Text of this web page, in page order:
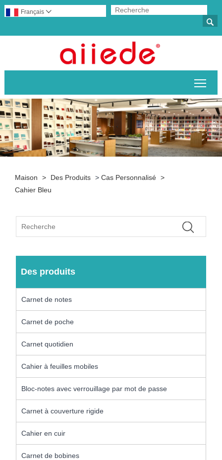

Français 
Maison > Des Produits >Cas Personnalisé >
Cahier Bleu
Des produits
Carnet de notes
Carnet de poche
Carnet quotidien
Cahier à feuilles mobiles
Bloc-notes avec verrouillage par mot de passe
Carnet à couverture rigide
Cahier en cuir
Carnet de bobines